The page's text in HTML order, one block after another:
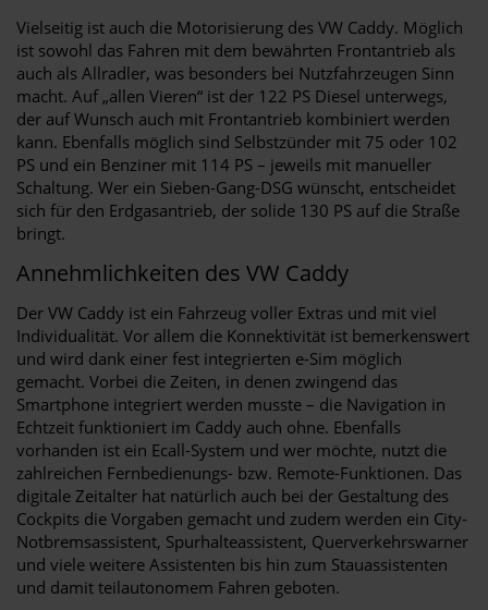
Vielseitig ist auch die Motorisierung des VW Caddy. Möglich
ist sowohl das Fahren mit dem bewährten Frontantrieb als
auch als Allradler, was besonders bei Nutzfahrzeugen Sinn
macht. Auf „allen Vieren“ ist der 122 PS Diesel unterwegs,
der auf Wunsch auch mit Frontantrieb kombiniert werden
kann. Ebenfalls möglich sind Selbstzünder mit 75 oder 102
PS und ein Benziner mit 114 PS – jeweils mit manueller
Schaltung. Wer ein Sieben-Gang-DSG wünscht, entscheidet
sich für den Erdgasantrieb, der solide 130 PS auf die Straße
bringt.
Annehmlichkeiten des VW Caddy
Der VW Caddy ist ein Fahrzeug voller Extras und mit viel
Individualität. Vor allem die Konnektivität ist bemerkenswert
und wird dank einer fest integrierten e-Sim möglich
gemacht. Vorbei die Zeiten, in denen zwingend das
Smartphone integriert werden musste – die Navigation in
Echtzeit funktioniert im Caddy auch ohne. Ebenfalls
vorhanden ist ein Ecall-System und wer möchte, nutzt die
zahlreichen Fernbedienungs- bzw. Remote-Funktionen. Das
digitale Zeitalter hat natürlich auch bei der Gestaltung des
Cockpits die Vorgaben gemacht und zudem werden ein City-
Notbremsassistent, Spurhalteassistent, Querverkehrswarner
und viele weitere Assistenten bis hin zum Stauassistenten
und damit teilautonomem Fahren geboten.